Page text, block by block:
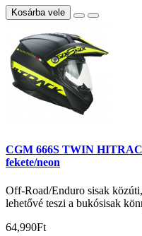
Kosárba vele
CGM 666S TWIN
fekete/neon
Off-Road/Enduro sisak
lehetővé teszi a bukósisak
64,990Ft